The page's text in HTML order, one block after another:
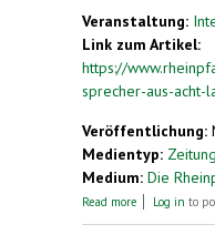
Veranstaltung:
Link zum Artikel:
https://
sprecher-aus-acht-
Veröffentlichung:
Medientyp:
Medium: Die
Read more about
Log in to